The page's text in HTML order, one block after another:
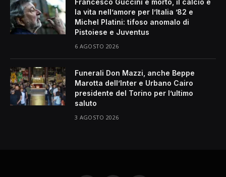
Francesco Guccini è morto, il calcio e
la vita nell’amore per l’Italia ’82 e
Michel Platini: tifoso anomalo di
Pistoiese e Juventus
6 AGOSTO 2026
Funerali Don Mazzi, anche Beppe
Marotta dell’Inter e Urbano Cairo
presidente del Torino per l’ultimo
saluto
3 AGOSTO 2026